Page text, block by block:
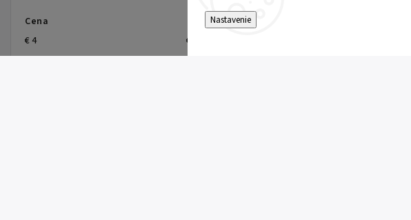
Nastavenie
Cena
€4 €